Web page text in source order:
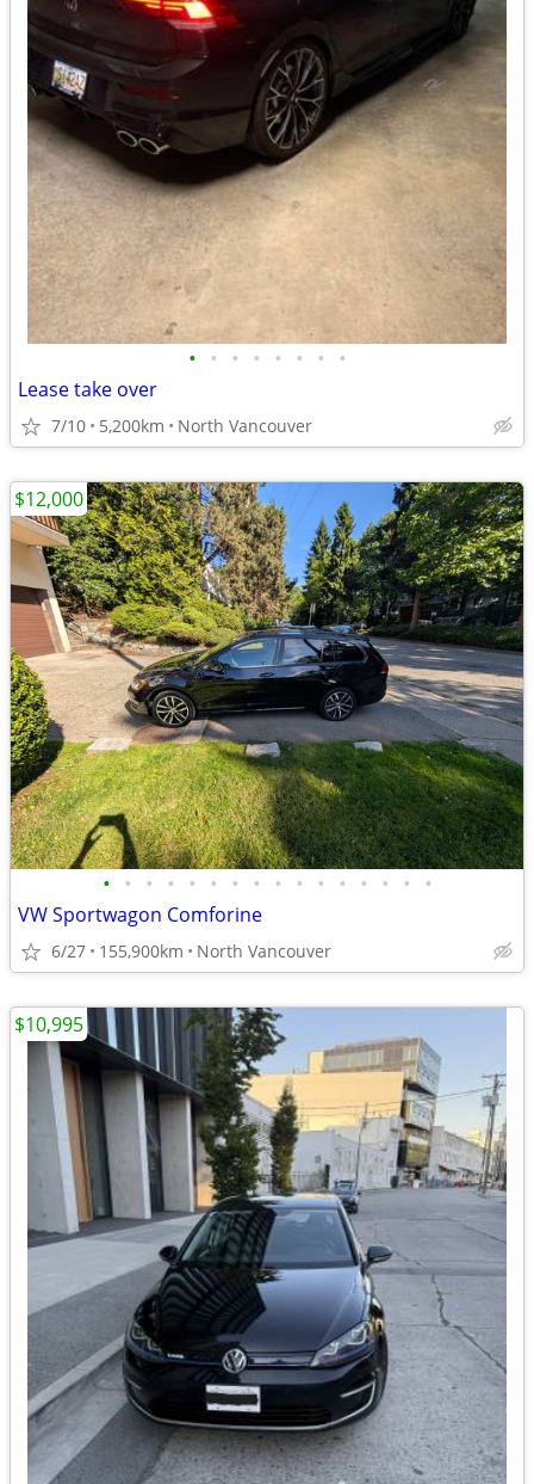
• • • • • • • •
Lease take over
7/10 5,200km North Vancouver
• • • • • • • • • • • • • • • •
VW Sportwagon Comforine
6/27 155,900km North Vancouver
$12,000
$10,995